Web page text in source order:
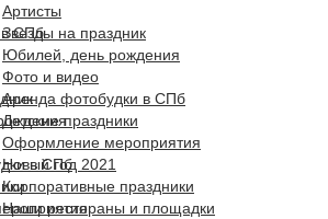
Артисты
Звезды на праздник
Юбилей, день рождения
Фото и видео
Аренда фотобудки в СПб
Детские праздники
Оформление мероприятия
Новый год 2021
Корпоративные праздники
Наши рестораны и площадки
в СПб
в СПб